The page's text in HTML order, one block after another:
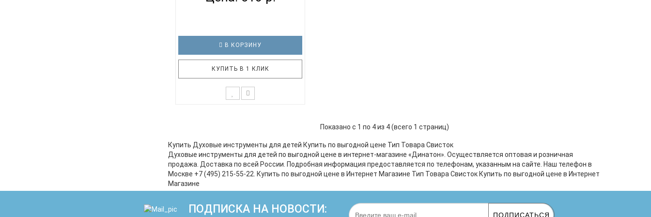
В КОРЗИНУ
КУПИТЬ В 1 КЛИК
слуха и в особенности легких. Звук
имеет ясный, имитирующий гудок
поезда. Не режет слух. Технические
характеристики: Свисток FLIGHT
Показано с 1 по 4 из 4 (всего 1 страниц)
Купить Духовые инструменты для детей Купить по выгодной цене Тип Товара Свисток
Духовые инструменты для детей по выгодной цене в интернет-магазине «Динатон». Осуществляется оптовая и розничная
продажа. Доставка по всей России. Подробная информация предоставляется по телефонам, указанным на сайте. Наш телефон в
Москве +7 (495) 215-55-22. Купить по выгодной цене в Интернет Магазине Тип Товара Свисток Купить по выгодной цене в Интернет
Магазине
ПОДПИСКА НА НОВОСТИ: ПОДПИСАТЬСЯ